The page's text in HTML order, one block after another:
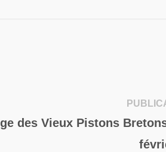
des Vieux Pistons